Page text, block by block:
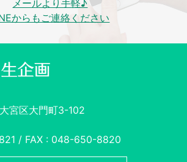
メールより手軽♪
からもご連絡ください
宮区大門町3-102
/ FAX : 048-650-8820